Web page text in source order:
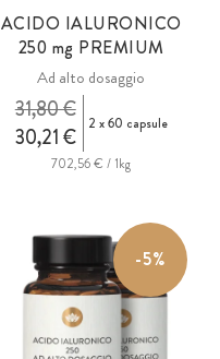
ACIDO IALURONICO
250 mg PREMIUM
Ad alto dosaggio
30,21 €
31,80 € 2 x 60 capsule
702,56 € / 1kg
-5%